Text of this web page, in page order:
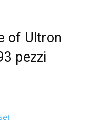
of Ultron
pezzi